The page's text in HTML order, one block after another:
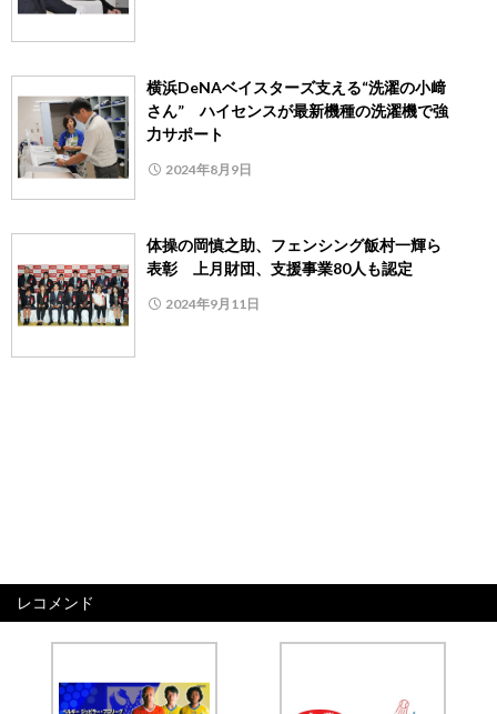
横浜DeNAベイスターズ支える“洗濯の小﨑
さん” ハイセンスが最新機種の洗濯機で強
力サポート
2024年8月9日
体操の岡慎之助、フェンシング飯村一輝ら
表彰 上月財団、支援事業80人も認定
2024年9月11日
レコメンド